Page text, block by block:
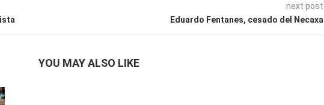
next post
Eduardo Fentanes, cesado del Necaxa
YOU MAY ALSO LIKE